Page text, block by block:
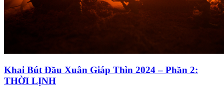
Khai Bút Đầu Xuân Giáp Thìn 2024 – Phần 2:
THỜI LỊNH